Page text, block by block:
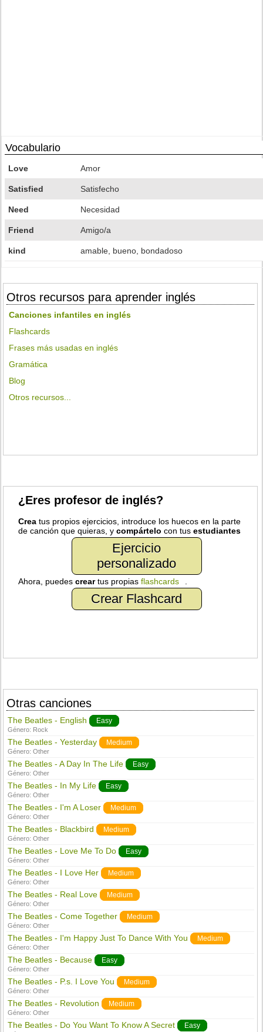
Vocabulario
Love Amor
Satisfied Satisfecho
Need Necesidad
Friend Amigo/a
kind amable, bueno, bondadoso
Otros recursos para aprender inglés
Canciones infantiles en inglés
Flashcards
Frases más usadas en inglés
Gramática
Blog
Otros recursos...
¿Eres profesor de inglés?
Crea tus propios ejercicios, introduce los huecos en la parte
de canción que quieras, ycompártelo con tusestudiantes
Ejercicio
personalizado
Ahora, puedescreartus propiasflashcards
Crear Flashcard
Otras canciones
The Beatles - English Easy
Género: Rock
The Beatles - Yesterday Medium
Género:Other
The Beatles - A Day In The Life Easy
Género:Other
The Beatles - In My Life Easy
Género:Other
The Beatles - I'm A Loser Medium
Género:Other
The Beatles - Blackbird Medium
Género:Other
The Beatles - Love Me To Do Easy
Género:Other
The Beatles - I Love Her Medium
Género:Other
The Beatles - Real Love Medium
Género:Other
The Beatles - Come Together Medium
Género:Other
The Beatles - I'm Happy Just To Dance With You Medium
Género:Other
The Beatles - Because Easy
Género:Other
The Beatles - P.s. I Love You Medium
Género:Other
The Beatles - Revolution Medium
Género:Other
The Beatles - Do You Want To Know A Secret Easy